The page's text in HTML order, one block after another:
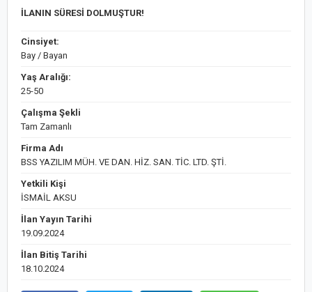
İLANIN SÜRESİ DOLMUŞTUR!
Cinsiyet:
Bay / Bayan
Yaş Aralığı:
25-50
Çalışma Şekli
Tam Zamanlı
Firma Adı
BSS YAZILIM MÜH. VE DAN. HİZ. SAN. TİC. LTD. ŞTİ.
Yetkili Kişi
İSMAİL AKSU
İlan Yayın Tarihi
19.09.2024
İlan Bitiş Tarihi
18.10.2024